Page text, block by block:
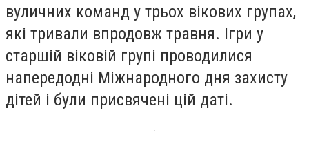
вуличних команд у трьох вікових групах,
які тривали впродовж травня. Ігри у
старшій віковій групі проводилися
напередодні Міжнародного дня захисту
дітей і були присвячені цій даті.